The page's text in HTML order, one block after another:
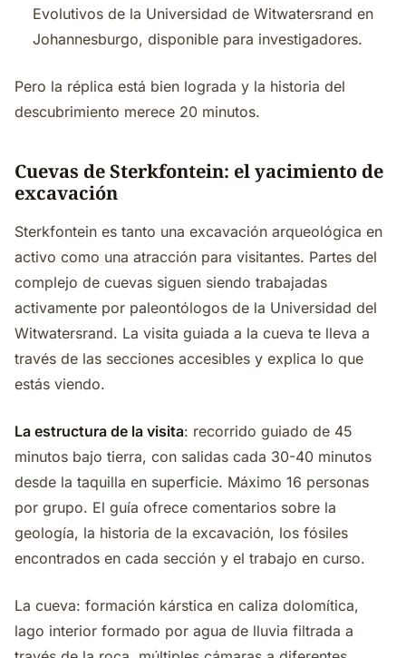
Evolutivos de la Universidad de Witwatersrand en
Johannesburgo, disponible para investigadores.
Pero la réplica está bien lograda y la historia del
descubrimiento merece 20 minutos.
Cuevas de Sterkfontein: el yacimiento de
excavación
Sterkfontein es tanto una excavación arqueológica en
activo como una atracción para visitantes. Partes del
complejo de cuevas siguen siendo trabajadas
activamente por paleontólogos de la Universidad del
Witwatersrand. La visita guiada a la cueva te lleva a
través de las secciones accesibles y explica lo que
estás viendo.
La estructura de la visita: recorrido guiado de 45
minutos bajo tierra, con salidas cada 30-40 minutos
desde la taquilla en superficie. Máximo 16 personas
por grupo. El guía ofrece comentarios sobre la
geología, la historia de la excavación, los fósiles
encontrados en cada sección y el trabajo en curso.
La cueva: formación kárstica en caliza dolomítica,
lago interior formado por agua de lluvia filtrada a